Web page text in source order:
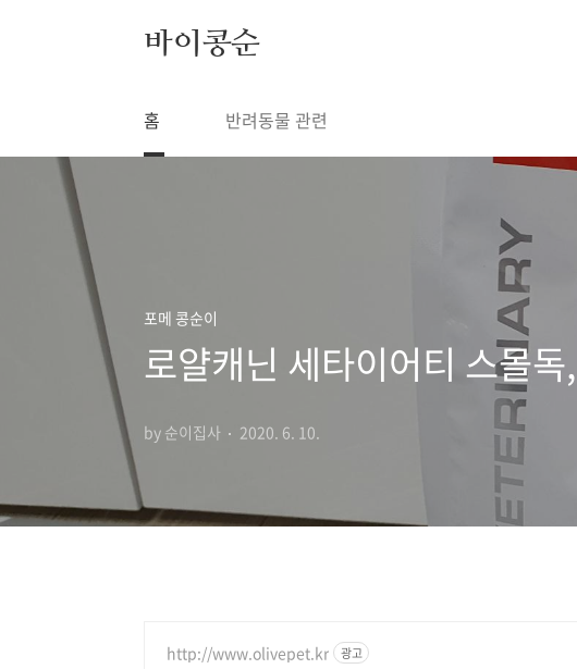
바이콩순
홈 반려동물 관련
포메 콩순이
로얄캐닌 세타이어티 스몰
by 순이집사 2020. 6. 10.
http://www.olivepet.kr 광고